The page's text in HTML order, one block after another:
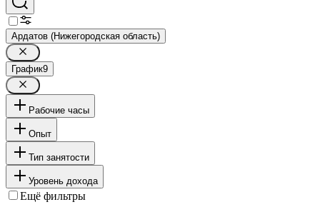
Ардатов (Нижегородская область)
График9
Рабочие часы
Опыт
Тип занятости
Уровень дохода
Ещё фильтры